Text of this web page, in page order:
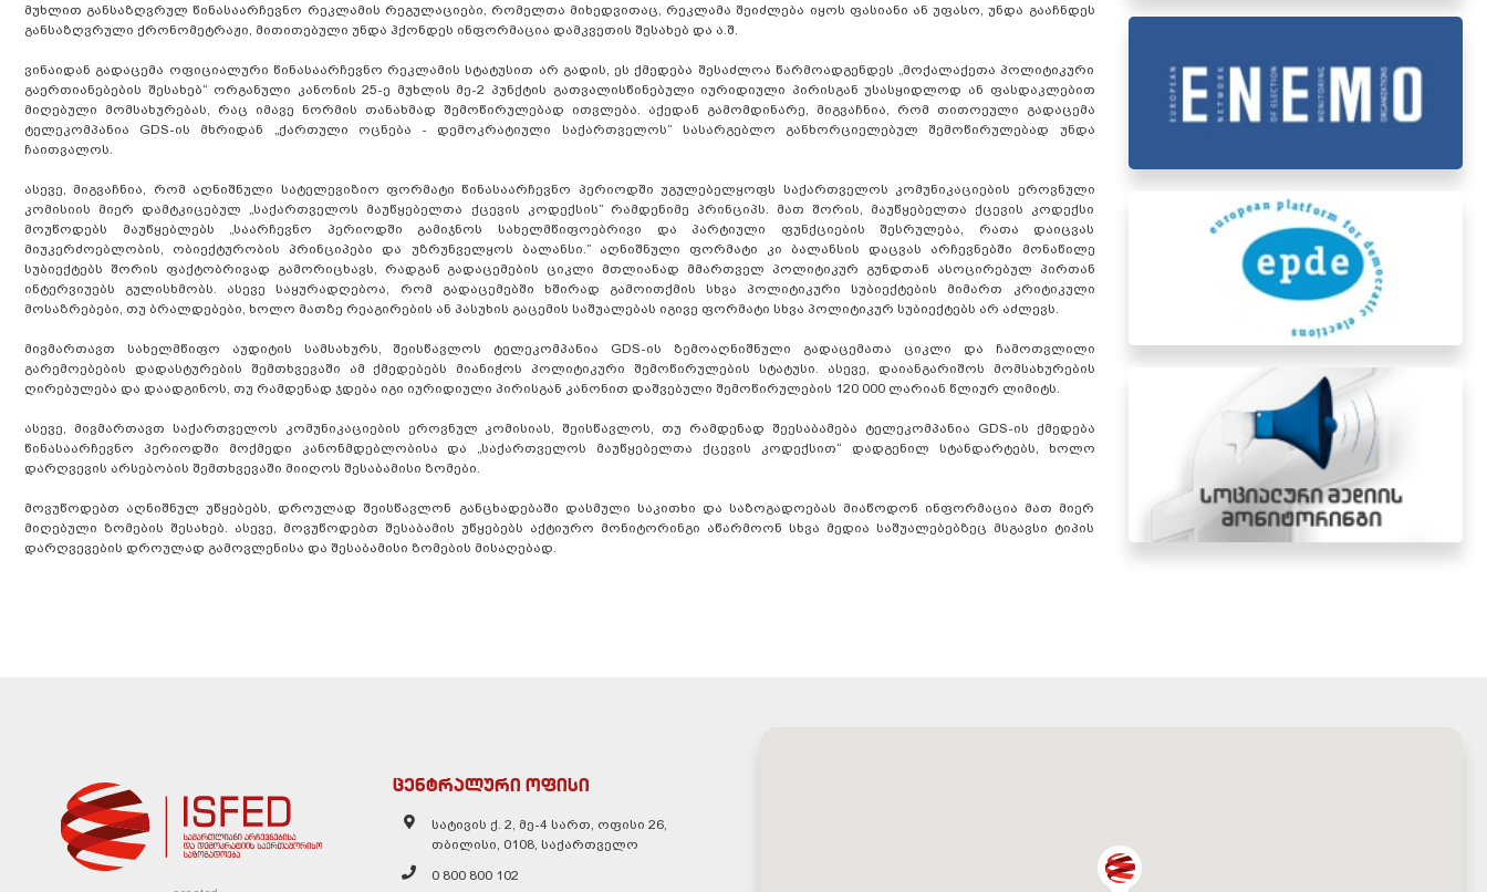
მუხლით განსაზღვრულ წინასაარჩევნო რეკლამის რეგულაციები, რომელთა მიხედვითაც, რეკლამა შეიძლება იყოს ფასიანი ან უფასო, უნდა გააჩნდეს
განსაზღვრული ქრონომეტრაჟი, მითითებული უნდა ჰქონდეს ინფორმაცია დამკვეთის შესახებ და ა.შ.
ვინაიდან გადაცემა ოფიციალური წინასაარჩევნო რეკლამის სტატუსით არ გადის, ეს ქმედება შესაძლოა წარმოადგენდეს „მოქალაქეთა პოლიტიკური
გაერთიანებების შესახებ“ ორგანული კანონის 25-ე მუხლის მე-2 პუნქტის გათვალისწინებული იურიდიული პირისგან უსასყიდლოდ ან ფასდაკლებით
მიღებული მომსახურებას, რაც იმავე ნორმის თანახმად შემოწირულებად ითვლება. აქედან გამომდინარე, მიგვაჩნია, რომ თითოეული გადაცემა
ტელეკომპანია GDS-ის მხრიდან „ქართული ოცნება - დემოკრატიული საქართველოს“ სასარგებლო განხორციელებულ შემოწირულებად უნდა
ჩაითვალოს.
ასევე, მიგვაჩნია, რომ აღნიშნული სატელევიზიო ფორმატი წინასაარჩევნო პერიოდში უგულებელყოფს საქართველოს კომუნიკაციების ეროვნული
კომისიის მიერ დამტკიცებულ „საქართველოს მაუწყებელთა ქცევის კოდექსის” რამდენიმე პრინციპს. მათ შორის, მაუწყებელთა ქცევის კოდექსი
მოუწოდებს მაუწყებლებს „საარჩევნო პერიოდში გამიჯნოს სახელმწიფოებრივი და პარტიული ფუნქციების შესრულება, რათა დაიცვას
მიუკერძოებლობის, ობიექტურობის პრინციპები და უზრუნველყოს ბალანსი.” აღნიშნული ფორმატი კი ბალანსის დაცვას არჩევნებში მონაწილე
სუბიექტებს შორის ფაქტობრივად გამორიცხავს, რადგან გადაცემების ციკლი მთლიანად მმართველ პოლიტიკურ გუნდთან ასოცირებულ პირთან
ინტერვიუებს გულისხმობს. ასევე საყურადღებოა, რომ გადაცემებში ხშირად გამოითქმის სხვა პოლიტიკური სუბიექტების მიმართ კრიტიკული
მოსაზრებები, თუ ბრალდებები, ხოლო მათზე რეაგირების ან პასუხის გაცემის საშუალებას იგივე ფორმატი სხვა პოლიტიკურ სუბიექტებს არ აძლევს.
მივმართავთ სახელმწიფო აუდიტის სამსახურს, შეისწავლოს ტელეკომპანია GDS-ის ზემოაღნიშნული გადაცემათა ციკლი და ჩამოთვლილი
გარემოებების დადასტურების შემთხვევაში ამ ქმედებებს მიანიჭოს პოლიტიკური შემოწირულების სტატუსი. ასევე, დაიანგარიშოს მომსახურების
ღირებულება და დაადგინოს, თუ რამდენად ჯდება იგი იურიდიული პირისგან კანონით დაშვებული შემოწირულების 120 000 ლარიან წლიურ ლიმიტს.
ასევე, მივმართავთ საქართველოს კომუნიკაციების ეროვნულ კომისიას, შეისწავლოს, თუ რამდენად შეესაბამება ტელეკომპანია GDS-ის ქმედება
წინასაარჩევნო პერიოდში მოქმედი კანონმდებლობისა და „საქართველოს მაუწყებელთა ქცევის კოდექსით“ დადგენილ სტანდარტებს, ხოლო
დარღვევის არსებობის შემთხვევაში მიიღოს შესაბამისი ზომები.
მოვუწოდებთ აღნიშნულ უწყებებს, დროულად შეისწავლონ განცხადებაში დასმული საკითხი და საზოგადოებას მიაწოდონ ინფორმაცია მათ მიერ
მიღებული ზომების შესახებ. ასევე, მოვუწოდებთ შესაბამის უწყებებს აქტიურო მონიტორინგი აწარმოონ სხვა მედია საშუალებებზეც მსგავსი ტიპის
დარღვევების დროულად გამოვლენისა და შესაბამისი ზომების მისაღებად.
ცენტრალური ოფისი
სატივის ქ. 2, მე-4 სართ, ოფისი 26,
თბილისი, 0108, საქართველო
0 800 800 102